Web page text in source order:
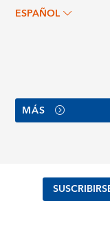
ESPAÑOL
MÁS